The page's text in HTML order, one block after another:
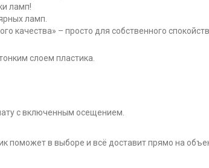
ламп!
ламп.
качества» – просто для собственного
слоем пластика.
с включенным осещением.
поможет в выборе и всё доставит прямо на